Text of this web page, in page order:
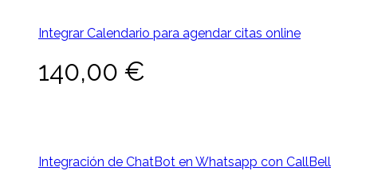
Integrar Calendario para agendar citas online
140,00 €
Integración de ChatBot en Whatsapp con CallBell